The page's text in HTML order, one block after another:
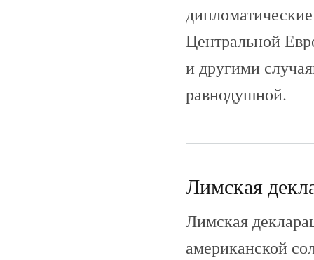
Центральной
и другими
равнодушной.
Лимская
Лимская
американской